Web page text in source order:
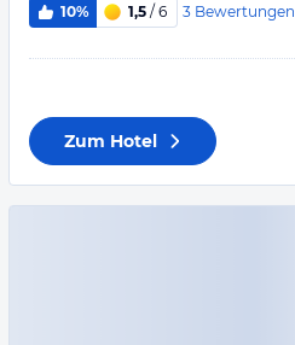
10% 1,5 / 6 3 Bewertungen
Zum Hotel